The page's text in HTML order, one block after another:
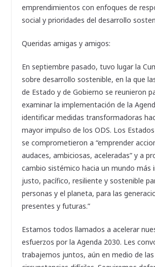
emprendimientos con enfoques de
social y prioridades del desarrollo
Queridas amigas y amigos:
En septiembre pasado, tuvo lugar la
sobre desarrollo sostenible, en la que
de Estado y de Gobierno se reunieron
examinar la implementación de la
identificar medidas transformadoras
mayor impulso de los ODS. Los
se comprometieron a “emprender
audaces, ambiciosas, aceleradas” y a
cambio sistémico hacia un mundo más
justo, pacífico, resiliente y sostenible
personas y el planeta, para las
presentes y futuras.”
Estamos todos llamados a acelerar
esfuerzos por la Agenda 2030. Les
trabajemos juntos, aún en medio de las